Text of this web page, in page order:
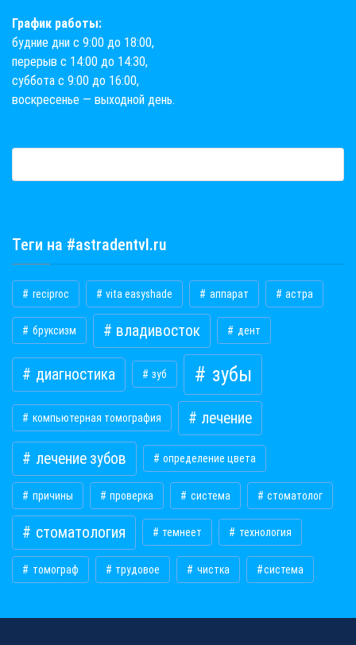
График работы:
будние дни с 9:00 до 18:00,
перерыв с 14:00 до 14:30,
суббота с 9:00 до 16:00,
воскресенье — выходной день.
Теги на #astradentvl.ru
reciproc vita easyshade аппарат астра
бруксизм владивосток дент
диагностика зуб зубы
компьютерная томография лечение
лечение зубов определение цвета
причины проверка система стоматолог
стоматология темнеет технология
томограф трудовое чистка ​система